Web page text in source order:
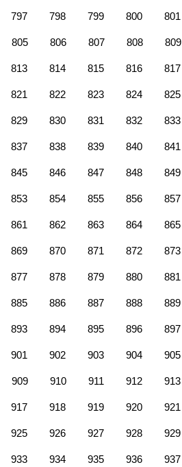
797 798 799 800 801
805 806 807 808 809
813 814 815 816 817
821 822 823 824 825
829 830 831 832 833
837 838 839 840 841
845 846 847 848 849
853 854 855 856 857
861 862 863 864 865
869 870 871 872 873
877 878 879 880 881
885 886 887 888 889
893 894 895 896 897
901 902 903 904 905
909 910 911 912 913
917 918 919 920 921
925 926 927 928 929
933 934 935 936 937